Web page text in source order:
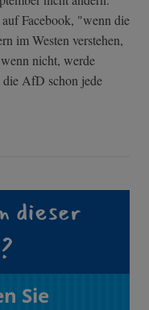
Facebook, "wenn die
im Westen verstehen,
nicht, werde
AfD schon jede
dieser
Sie